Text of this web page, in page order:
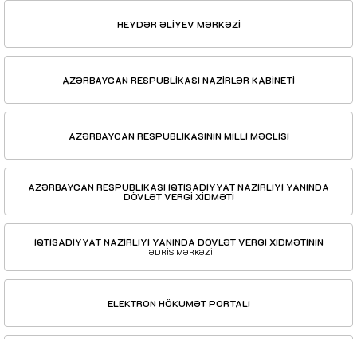
HEYDƏR ƏLİYEV MƏRKƏZİ
AZƏRBAYCAN RESPUBLİKASI NAZİRLƏR KABİNETİ
AZƏRBAYCAN RESPUBLİKASININ MİLLİ MƏCLİSİ
AZƏRBAYCAN RESPUBLİKASI İQTİSADİYYAT NAZİRLİYİ YANINDA
DÖVLƏT VERGİ XİDMƏTİ
İQTİSADİYYAT NAZİRLİYİ YANINDA DÖVLƏT VERGİ XİDMƏTİNİN
TƏDRİS MƏRKƏZİ
ELEKTRON HÖKUMƏT PORTALI